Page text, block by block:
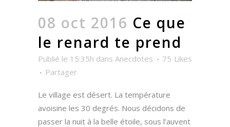
08 oct 2016 Ce que
le renard te prend
Publié le 15:35h dans Anecdotes 75 Likes
Partager
Le village est désert. La température
avoisine les 30 degrés. Nous décidons de
passer la nuit à la belle étoile, sous l’auvent